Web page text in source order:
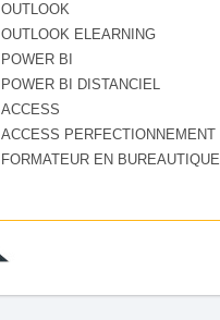
OUTLOOK
OUTLOOK ELEARNING
POWER BI
POWER BI DISTANCIEL
ACCESS
ACCESS PERFECTIONNEMENT
FORMATEUR EN BUREAUTIQUE